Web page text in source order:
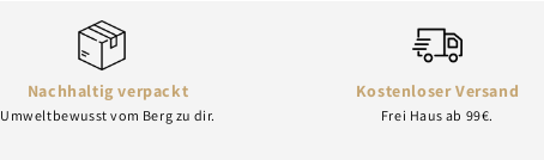
Nachhaltig verpackt
Umweltbewusst vom Berg zu dir.
Kostenloser Versand
Frei Haus ab 99€.